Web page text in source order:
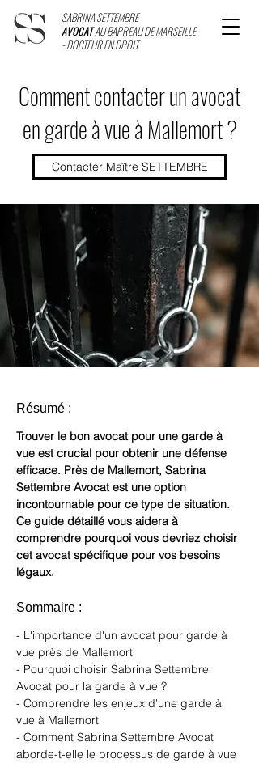
SABRINA SETTEMBRE
AVOCATAU BARREAU DE MARSEILLE
- DOCTEUR EN DROIT
Comment contacter un avocat
en garde à vue à Mallemort ?
Contacter Maître SETTEMBRE
Résumé :
Trouver le bon avocat pour une garde à
vue est crucial pour obtenir une défense
efficace. Près de Mallemort, Sabrina
Settembre Avocat est une option
incontournable pour ce type de situation.
Ce guide détaillé vous aidera à
comprendre pourquoi vous devriez choisir
cet avocat spécifique pour vos besoins
légaux.
Sommaire :
- L'importance d'un avocat pour garde à
vue près de Mallemort
- Pourquoi choisir Sabrina Settembre
Avocat pour la garde à vue ?
- Comprendre les enjeux d'une garde à
vue à Mallemort
- Comment Sabrina Settembre Avocat
aborde-t-elle le processus de garde à vue